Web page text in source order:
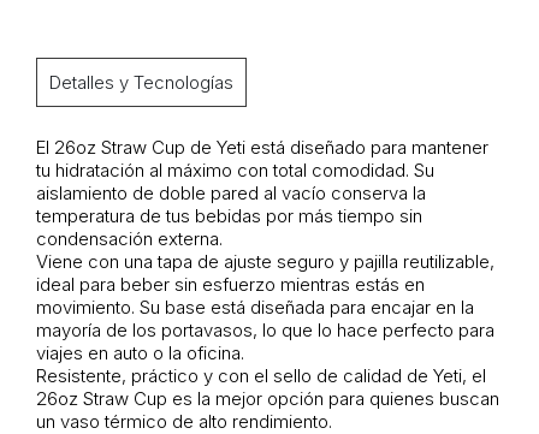
Detalles y Tecnologías
El 26oz Straw Cup de Yeti está diseñado para mantener
tu hidratación al máximo con total comodidad. Su
aislamiento de doble pared al vacío conserva la
temperatura de tus bebidas por más tiempo sin
condensación externa.
Viene con una tapa de ajuste seguro y pajilla reutilizable,
ideal para beber sin esfuerzo mientras estás en
movimiento. Su base está diseñada para encajar en la
mayoría de los portavasos, lo que lo hace perfecto para
viajes en auto o la oficina.
Resistente, práctico y con el sello de calidad de Yeti, el
26oz Straw Cup es la mejor opción para quienes buscan
un vaso térmico de alto rendimiento.